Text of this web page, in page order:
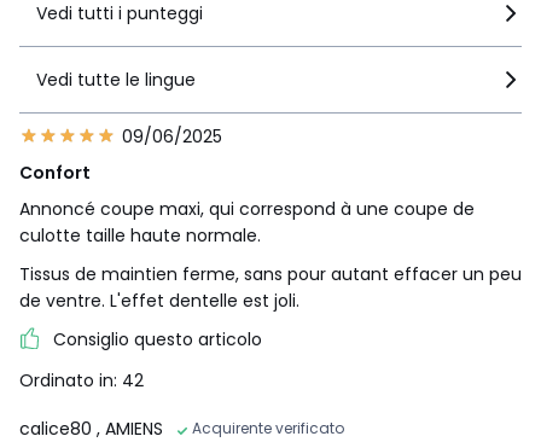
Vedi tutti i punteggi
Vedi tutte le lingue
09/06/2025
Confort
Annoncé coupe maxi, qui correspond à une coupe de
culotte taille haute normale.
Tissus de maintien ferme, sans pour autant effacer un peu
de ventre. L'effet dentelle est joli.
Consiglio questo articolo
Ordinato in: 42
calice80 , AMIENS Acquirente verificato